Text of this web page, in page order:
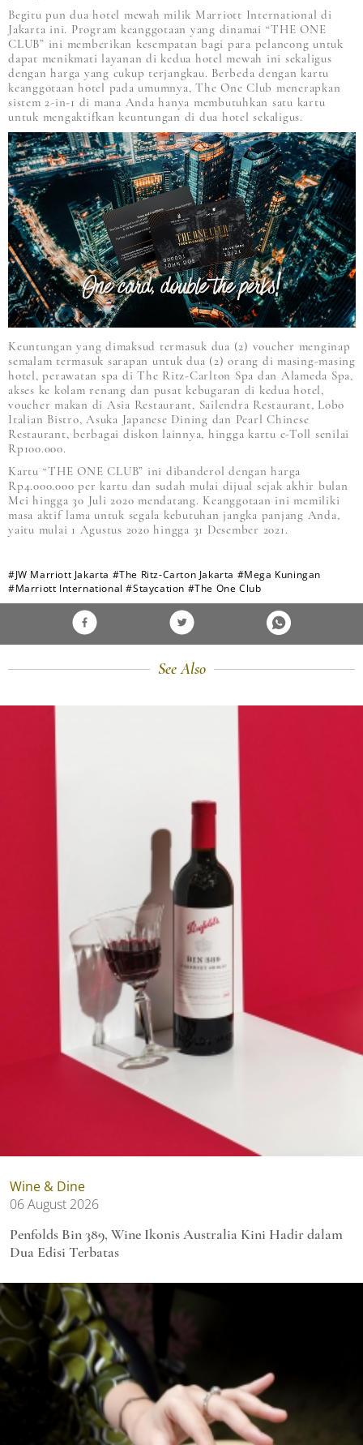
Begitu pun dua hotel mewah milik Marriott International di
Jakarta ini. Program keanggotaan yang dinamai “THE ONE
CLUB” ini memberikan kesempatan bagi para pelancong untuk
dapat menikmati layanan di kedua hotel mewah ini sekaligus
dengan harga yang cukup terjangkau. Berbeda dengan kartu
keanggotaan hotel pada umumnya, The One Club menerapkan
sistem 2-in-1 di mana Anda hanya membutuhkan satu kartu
untuk mengaktifkan keuntungan di dua hotel sekaligus.
Keuntungan yang dimaksud termasuk dua (2) voucher menginap
semalam termasuk sarapan untuk dua (2) orang di masing-masing
hotel, perawatan spa di The Ritz-Carlton Spa dan Alameda Spa,
akses ke kolam renang dan pusat kebugaran di kedua hotel,
voucher makan di Asia Restaurant, Sailendra Restaurant, Lobo
Italian Bistro, Asuka Japanese Dining dan Pearl Chinese
Restaurant, berbagai diskon lainnya, hingga kartu e-Toll senilai
Rp100.000.
Kartu “THE ONE CLUB” ini dibanderol dengan harga
Rp4.000.000 per kartu dan sudah mulai dijual sejak akhir bulan
Mei hingga 30 Juli 2020 mendatang. Keanggotaan ini memiliki
masa aktif lama untuk segala kebutuhan jangka panjang Anda,
yaitu mulai 1 Agustus 2020 hingga 31 Desember 2021.
#JW Marriott Jakarta #The Ritz-Carton Jakarta #Mega Kuningan
#Marriott International #Staycation #The One Club
See Also
Wine & Dine
06 August 2026
Penfolds Bin 389, Wine Ikonis Australia Kini Hadir dalam
Dua Edisi Terbatas